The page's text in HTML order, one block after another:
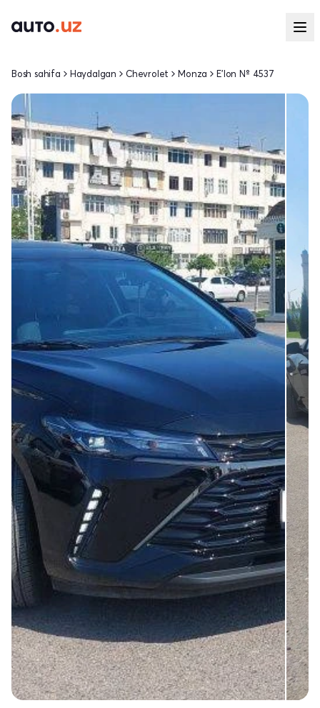
Bosh sahifa Haydalgan Chevrolet Monza E'lon № 4537